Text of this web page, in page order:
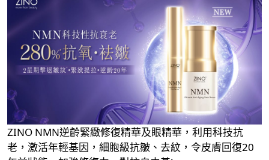
ZINO NMN逆齡緊緻修復精華及眼精華，利用科技抗
老，激活年輕基因，細胞級抗皺、去紋，令皮膚回復20